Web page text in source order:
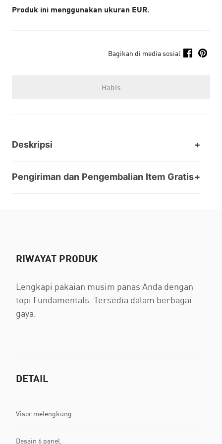
Produk ini menggunakan ukuran EUR.
Bagikan di media sosial
Habis
Deskripsi
Pengiriman dan Pengembalian Item Gratis
RIWAYAT PRODUK
Lengkapi pakaian musim panas Anda dengan
topi Fundamentals. Tersedia dalam berbagai
gaya.
DETAIL
Visor melengkung.
Desain 6 panel.